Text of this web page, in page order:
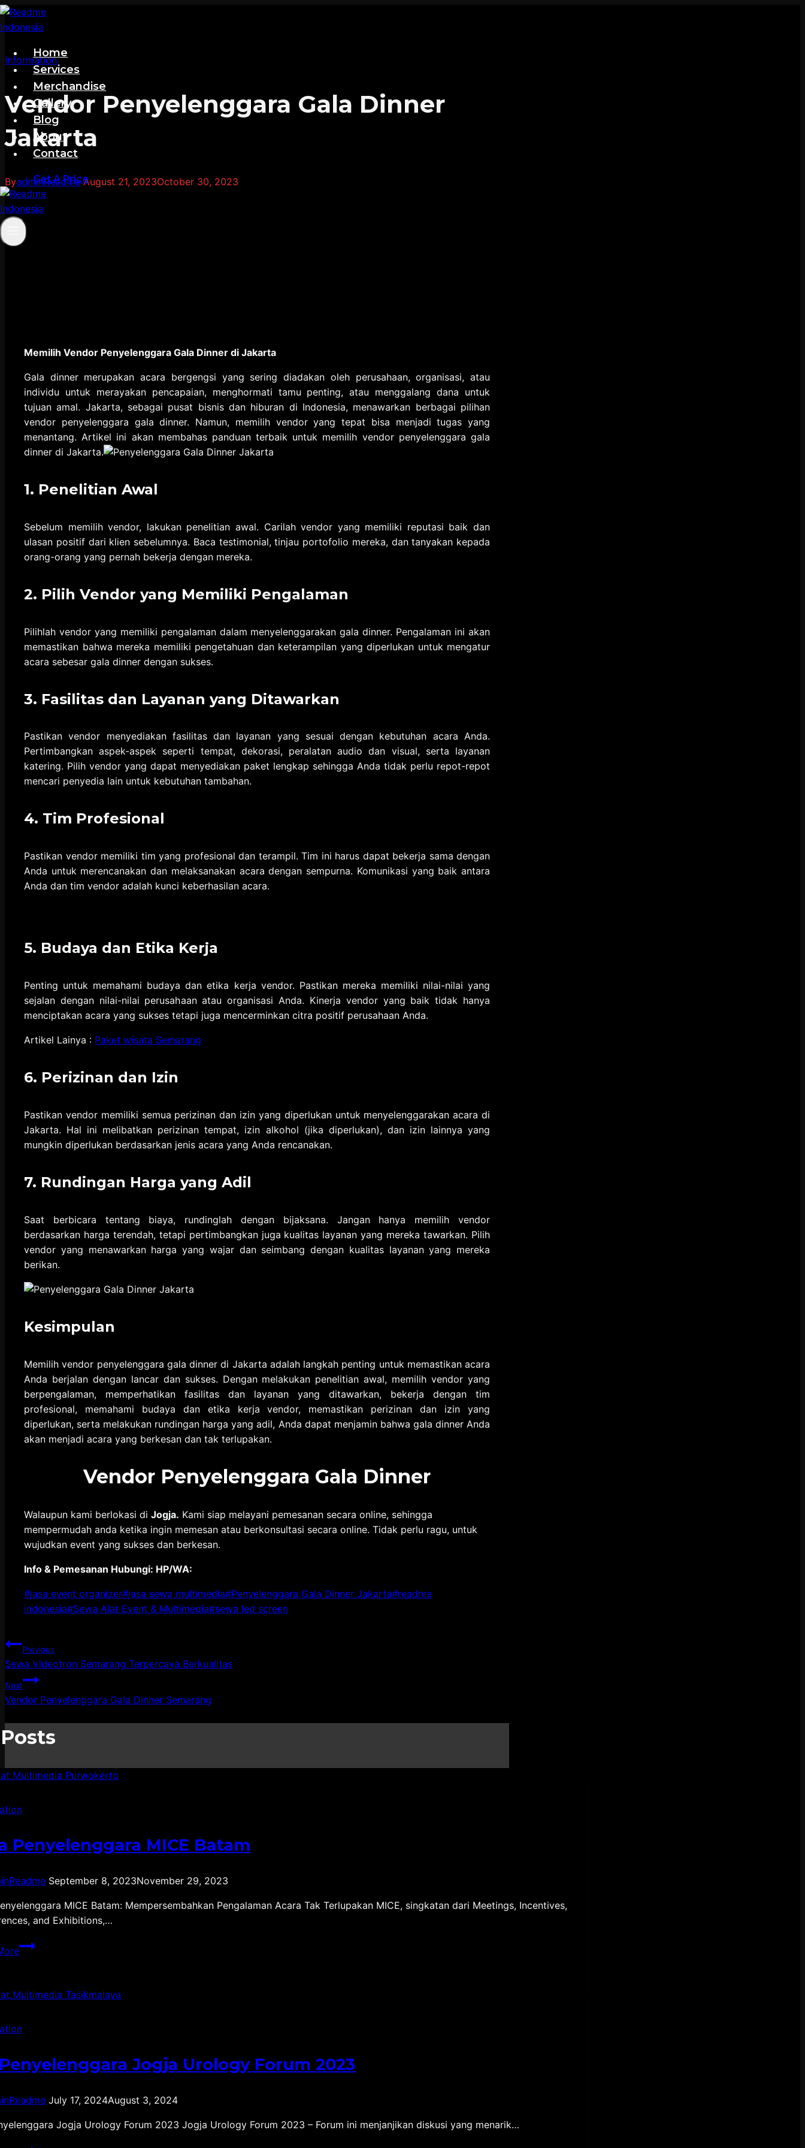
Skip
to
Home
Services
Merchandise
Gallery
Blog
About
Contact
Get A Price
Information
Vendor Penyelenggara Gala Dinner
Jakarta
ByadminReadme August 21, 2023October 30, 2023
Memilih Vendor Penyelenggara Gala Dinner di Jakarta
Gala dinner merupakan acara bergengsi yang sering diadakan oleh perusahaan, organisasi, atau
individu untuk merayakan pencapaian, menghormati tamu penting, atau menggalang dana untuk
tujuan amal. Jakarta, sebagai pusat bisnis dan hiburan di Indonesia, menawarkan berbagai pilihan
vendor penyelenggara gala dinner. Namun, memilih vendor yang tepat bisa menjadi tugas yang
menantang. Artikel ini akan membahas panduan terbaik untuk memilih vendor penyelenggara gala
dinner di Jakarta.
1. Penelitian Awal
Sebelum memilih vendor, lakukan penelitian awal. Carilah vendor yang memiliki reputasi baik dan
ulasan positif dari klien sebelumnya. Baca testimonial, tinjau portofolio mereka, dan tanyakan kepada
orang-orang yang pernah bekerja dengan mereka.
2. Pilih Vendor yang Memiliki Pengalaman
Pilihlah vendor yang memiliki pengalaman dalam menyelenggarakan gala dinner. Pengalaman ini akan
memastikan bahwa mereka memiliki pengetahuan dan keterampilan yang diperlukan untuk mengatur
acara sebesar gala dinner dengan sukses.
3. Fasilitas dan Layanan yang Ditawarkan
Pastikan vendor menyediakan fasilitas dan layanan yang sesuai dengan kebutuhan acara Anda.
Pertimbangkan aspek-aspek seperti tempat, dekorasi, peralatan audio dan visual, serta layanan
katering. Pilih vendor yang dapat menyediakan paket lengkap sehingga Anda tidak perlu repot-repot
mencari penyedia lain untuk kebutuhan tambahan.
4. Tim Profesional
Pastikan vendor memiliki tim yang profesional dan terampil. Tim ini harus dapat bekerja sama dengan
Anda untuk merencanakan dan melaksanakan acara dengan sempurna. Komunikasi yang baik antara
Anda dan tim vendor adalah kunci keberhasilan acara.
5. Budaya dan Etika Kerja
Penting untuk memahami budaya dan etika kerja vendor. Pastikan mereka memiliki nilai-nilai yang
sejalan dengan nilai-nilai perusahaan atau organisasi Anda. Kinerja vendor yang baik tidak hanya
menciptakan acara yang sukses tetapi juga mencerminkan citra positif perusahaan Anda.
Artikel Lainya : Paket wisata Semarang
6. Perizinan dan Izin
Pastikan vendor memiliki semua perizinan dan izin yang diperlukan untuk menyelenggarakan acara di
Jakarta. Hal ini melibatkan perizinan tempat, izin alkohol (jika diperlukan), dan izin lainnya yang
mungkin diperlukan berdasarkan jenis acara yang Anda rencanakan.
7. Rundingan Harga yang Adil
Saat berbicara tentang biaya, rundinglah dengan bijaksana. Jangan hanya memilih vendor
berdasarkan harga terendah, tetapi pertimbangkan juga kualitas layanan yang mereka tawarkan. Pilih
vendor yang menawarkan harga yang wajar dan seimbang dengan kualitas layanan yang mereka
berikan.
Kesimpulan
Memilih vendor penyelenggara gala dinner di Jakarta adalah langkah penting untuk memastikan acara
Anda berjalan dengan lancar dan sukses. Dengan melakukan penelitian awal, memilih vendor yang
berpengalaman, memperhatikan fasilitas dan layanan yang ditawarkan, bekerja dengan tim
profesional, memahami budaya dan etika kerja vendor, memastikan perizinan dan izin yang
diperlukan, serta melakukan rundingan harga yang adil, Anda dapat menjamin bahwa gala dinner Anda
akan menjadi acara yang berkesan dan tak terlupakan.
Vendor Penyelenggara Gala Dinner
Walaupun kami berlokasi di Jogja. Kami siap melayani pemesanan secara online, sehingga
mempermudah anda ketika ingin memesan atau berkonsultasi secara online. Tidak perlu ragu, untuk
wujudkan event yang sukses dan berkesan.
Info & Pemesanan Hubungi: HP/WA:
Post
Tags:
#jasa event organizer#jasa sewa multimedia#Penyelenggara Gala Dinner Jakarta#readme
indonesia#Sewa Alat Event & Multimedia#sewa led screen
Post
navigation
Previous
Sewa Videotron Semarang Terpercaya Berkualitas
Next
Vendor Penyelenggara Gala Dinner Semarang
Penyelenggara MICE Batam
September 8, 2023November 29, 2023
MICE Batam: Mempersembahkan Pengalaman Acara Tak Terlupakan MICE, singkatan dari Meetings, Incentives,
and Exhibitions,…
Jasa
Penyelenggara
Batam
Jogja Urology Forum 2023
July 17, 2024August 3, 2024
Jogja Urology Forum 2023 Jogja Urology Forum 2023 – Forum ini menjanjikan diskusi yang menarik…